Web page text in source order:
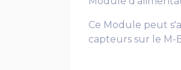
Ce Module peut
capteurs sur le M-